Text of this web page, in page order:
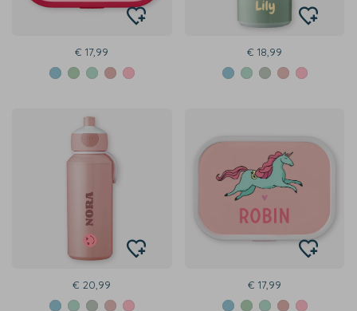
€ 17,99 € 18,99
€ 20,99 € 17,99